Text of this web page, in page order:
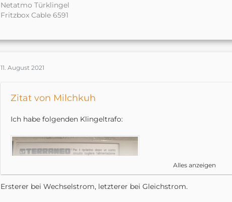
Netatmo Türklingel
Fritzbox Cable 6591
11. August 2021
Zitat von Milchkuh
Ich habe folgenden Klingeltrafo:
Alles anzeigen
Ersterer bei Wechselstrom, letzterer bei Gleichstrom.